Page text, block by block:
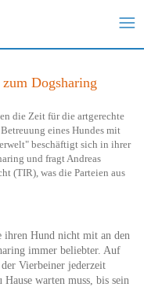
Dogsharing
die Zeit für die artgerechte
eines Hundes mit
beschäftigt sich in ihrer
und fragt Andreas
(TIR), was die Parteien aus
ihren Hund nicht mit an den
immer beliebter. Auf
der Vierbeiner jederzeit
warten muss, bis sein